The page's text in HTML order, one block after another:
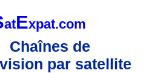
atExpat.com
Chaînes de
par satellite